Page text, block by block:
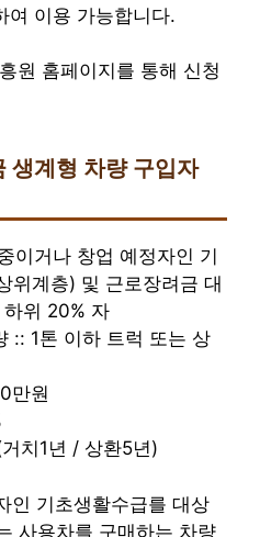
여 이용 가능합니다.
원 홈페이지를 통해 신청
생계형 차량 구입자
이거나 창업 예정자인 기
위계층) 및 근로장려금 대
위 20% 자
:: 1톤 이하 트럭 또는 상
만원
치1년 / 상환5년)
인 기초생활수급를 대상
사용차를 구매하는 차량